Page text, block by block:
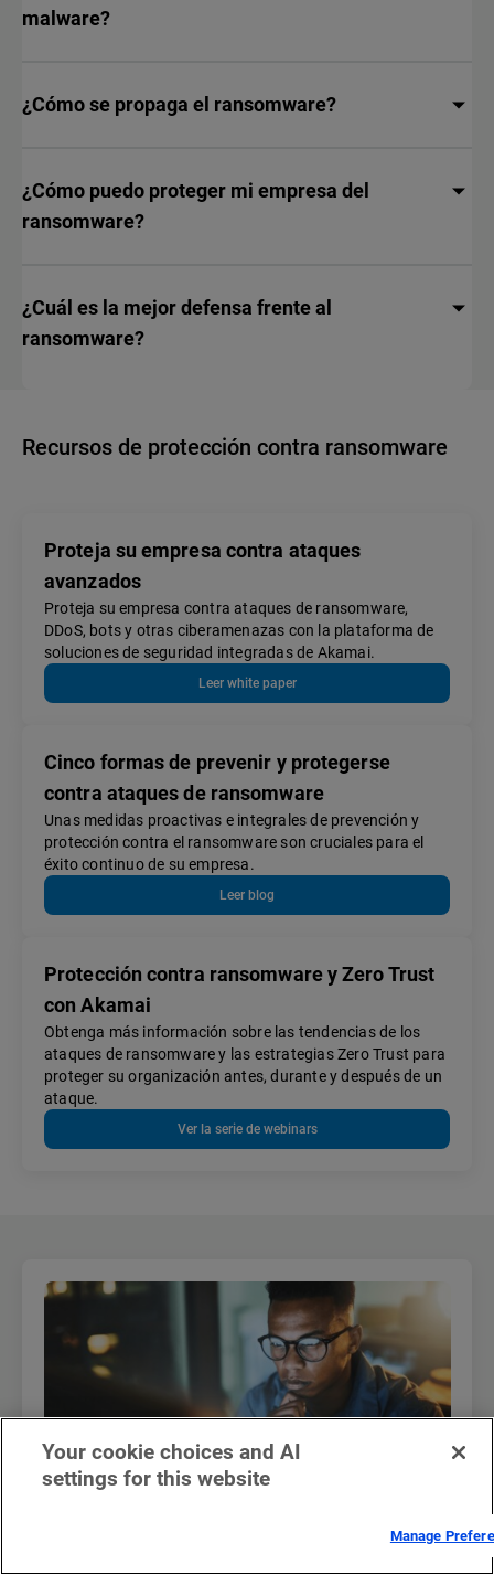
malware?
¿Cómo se propaga el ransomware?
¿Cómo puedo proteger mi empresa del
ransomware?
¿Cuál es la mejor defensa frente al
ransomware?
Recursos de protección contra ransomware
Proteja su empresa contra ataques
avanzados
Proteja su empresa contra ataques de ransomware,
DDoS, bots y otras ciberamenazas con la plataforma de
soluciones de seguridad integradas de Akamai.
Leer white paper
Cinco formas de prevenir y protegerse
contra ataques de ransomware
Unas medidas proactivas e integrales de prevención y
protección contra el ransomware son cruciales para el
éxito continuo de su empresa.
Leer blog
Protección contra ransomware y Zero Trust
con Akamai
Obtenga más información sobre las tendencias de los
ataques de ransomware y las estrategias Zero Trust para
proteger su organización antes, durante y después de un
ataque.
Ver la serie de webinars
Your cookie choices and AI
settings for this website
Manage